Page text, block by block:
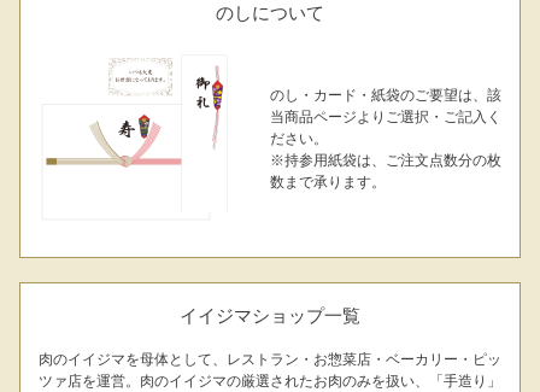
のしについて
のし・カード・紙袋のご要望は、該
当商品ページよりご選択・ご記入く
ださい。
※持参用紙袋は、ご注文点数分の枚
数まで承ります。
イイジマショップ一覧
肉のイイジマを母体として、レストラン・お惣菜店・ベーカリー・ピッ
ツァ店を運営。肉のイイジマの厳選されたお肉のみを扱い、「手造り」